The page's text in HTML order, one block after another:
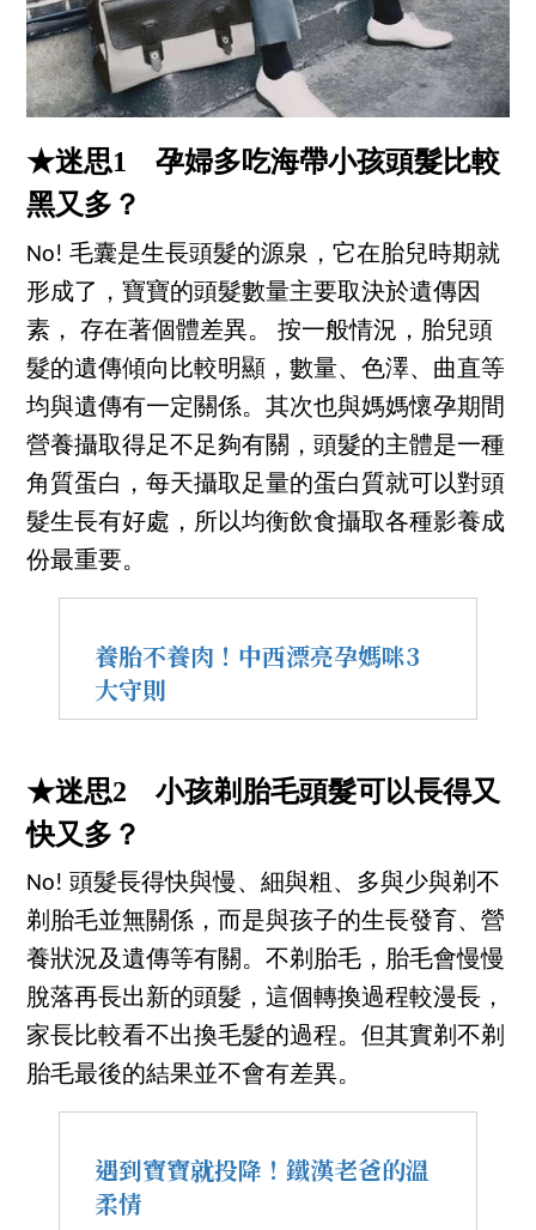
★迷思1 孕婦多吃海帶小孩頭髮比較
黑又多？
No! 毛囊是生長頭髮的源泉，它在胎兒時期就
形成了，寶寶的頭髮數量主要取決於遺傳因
素， 存在著個體差異。 按一般情況，胎兒頭
髮的遺傳傾向比較明顯，數量、色澤、曲直等
均與遺傳有一定關係。其次也與媽媽懷孕期間
營養攝取得足不足夠有關，頭髮的主體是一種
角質蛋白，每天攝取足量的蛋白質就可以對頭
髮生長有好處，所以均衡飲食攝取各種影養成
份最重要。
養胎不養肉！中西漂亮孕媽咪3
大守則
★迷思2 小孩剃胎毛頭髮可以長得又
快又多？
No! 頭髮長得快與慢、細與粗、多與少與剃不
剃胎毛並無關係，而是與孩子的生長發育、營
養狀況及遺傳等有關。不剃胎毛，胎毛會慢慢
脫落再長出新的頭髮，這個轉換過程較漫長，
家長比較看不出換毛髮的過程。但其實剃不剃
胎毛最後的結果並不會有差異。
遇到寶寶就投降！鐵漢老爸的溫
柔情